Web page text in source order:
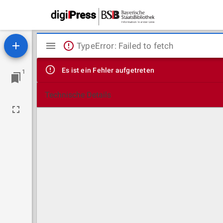
1
Mirador
Viewer
TypeError: Failed to fetch
Es ist ein Fehler aufgetreten
Technische Details